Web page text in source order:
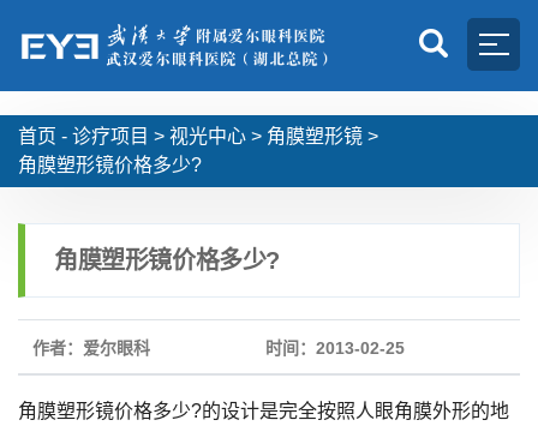
首页 - 诊疗项目 > 视光中心 > 角膜塑形镜 >
角膜塑形镜价格多少?
角膜塑形镜价格多少?
作者：爱尔眼科 时间：2013-02-25
角膜塑形镜价格多少?的设计是完全按照人眼角膜外形的地